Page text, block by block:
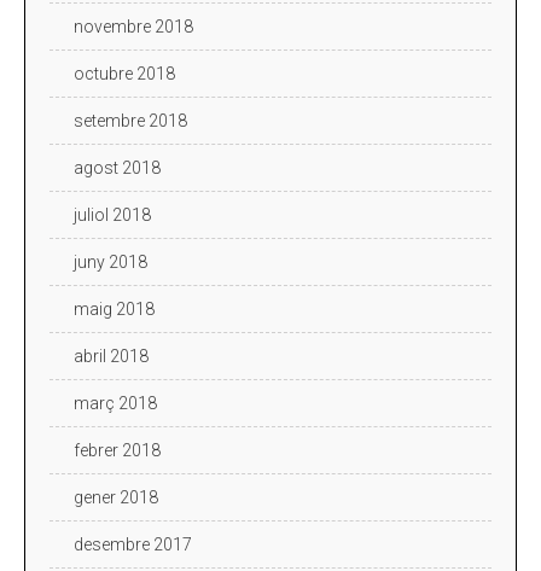
novembre 2018
octubre 2018
setembre 2018
agost 2018
juliol 2018
juny 2018
maig 2018
abril 2018
març 2018
febrer 2018
gener 2018
desembre 2017